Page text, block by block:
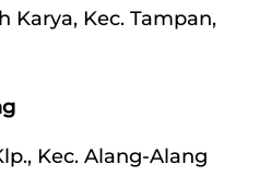
Karya, Kec. Tampan,
Kec. Alang-Alang